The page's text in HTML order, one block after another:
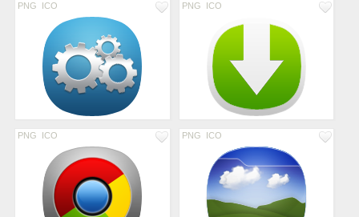
PNG ICO PNG ICO
PNG ICO PNG ICO